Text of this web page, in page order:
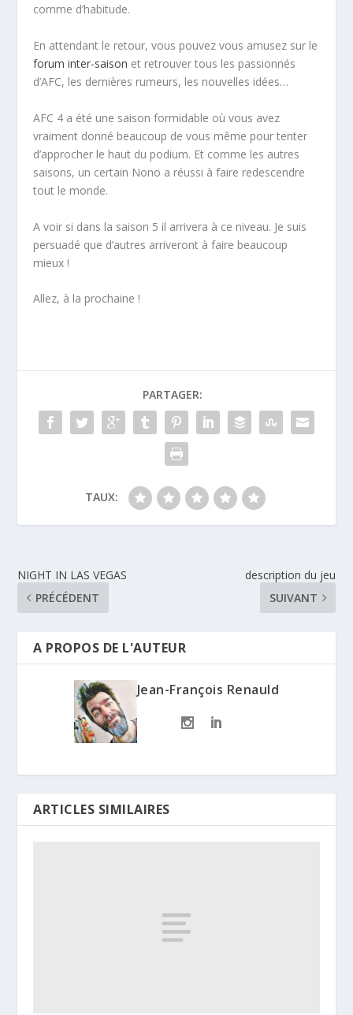
comme d’habitude.
En attendant le retour, vous pouvez vous amusez sur le
forum inter-saison et retrouver tous les passionnés
d’AFC, les dernières rumeurs, les nouvelles idées…
AFC 4 a été une saison formidable où vous avez
vraiment donné beaucoup de vous même pour tenter
d’approcher le haut du podium. Et comme les autres
saisons, un certain Nono a réussi à faire redescendre
tout le monde.
A voir si dans la saison 5 il arrivera à ce niveau. Je suis
persuadé que d’autres arriveront à faire beaucoup
mieux !
Allez, à la prochaine !
PARTAGER:
TAUX:
NIGHT IN LAS VEGAS
PRÉCÉDENT
description du jeu
SUIVANT
A PROPOS DE L'AUTEUR
Jean-François Renauld
ARTICLES SIMILAIRES